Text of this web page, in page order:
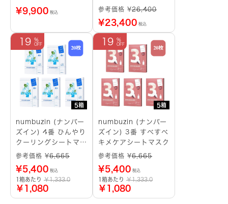
¥9,900 税込
参考価格 ¥26,400
¥23,400 税込
5箱
19
numbuzin (ナンバー
ズイン) 4番 ひんやり
クーリングシートマス
ク
参考価格 ¥6,665
¥5,400 税込
1箱あたり ￥1,333.0
￥1,080
5箱
19
numbuzin (ナンバー
ズイン) 3番 すべすべ
キメケアシートマスク
参考価格 ¥6,665
¥5,400 税込
1箱あたり ￥1,333.0
￥1,080